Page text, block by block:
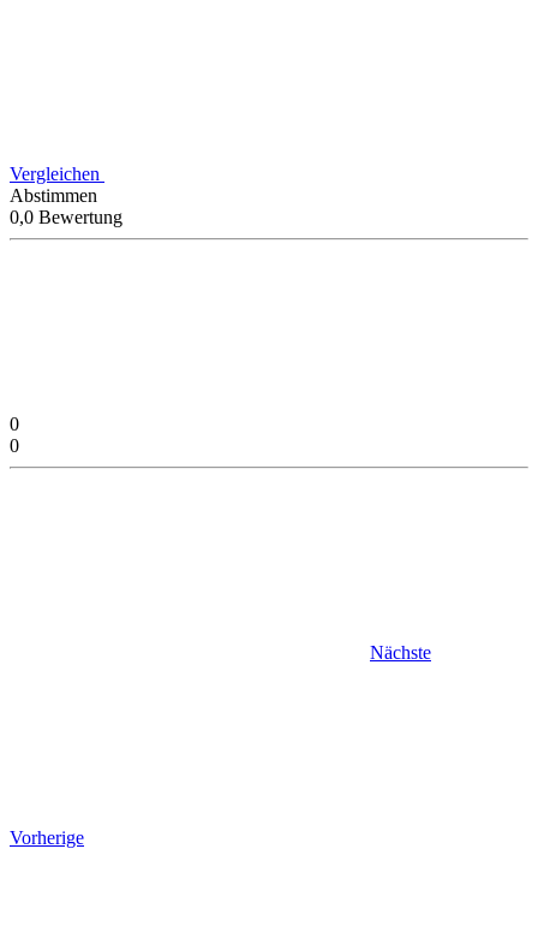
Vergleichen
Abstimmen
0,0 Bewertung
0
0
Nächste
Vorherige